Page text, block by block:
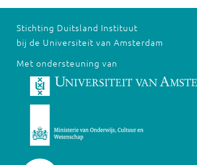
Stichting Duitsland Instituut
bij de Universiteit van Amsterdam
Met ondersteuning van